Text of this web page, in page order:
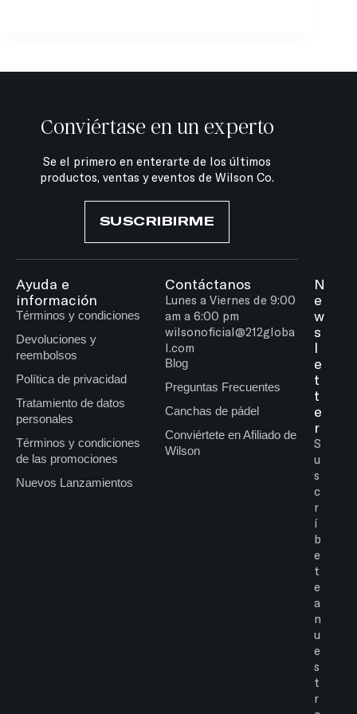
Conviértase en un experto
Se el primero en enterarte de los últimos
productos, ventas y eventos de Wilson Co.
SUSCRIBIRME
Ayuda e
información
Términos y condiciones
Devoluciones y
reembolsos
Política de privacidad
Tratamiento de datos
personales
Términos y condiciones
de las promociones
Nuevos Lanzamientos
Contáctanos
Lunes a Viernes de 9:00
am a 6:00 pm
wilsonoficial@212globa
l.com
Blog
Preguntas Frecuentes
Canchas de pádel
Conviértete en Afiliado de
Wilson
N
e
w
s
l
e
t
t
e
r
S
u
s
c
r
í
b
e
t
e
a
n
u
e
s
t
r